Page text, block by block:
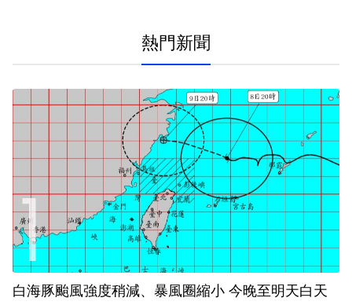
熱門新聞
白海豚颱風強度稍減、暴風圈縮小 今晚至明天白天